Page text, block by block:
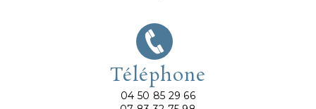
Téléphone
04 50 85 29 66